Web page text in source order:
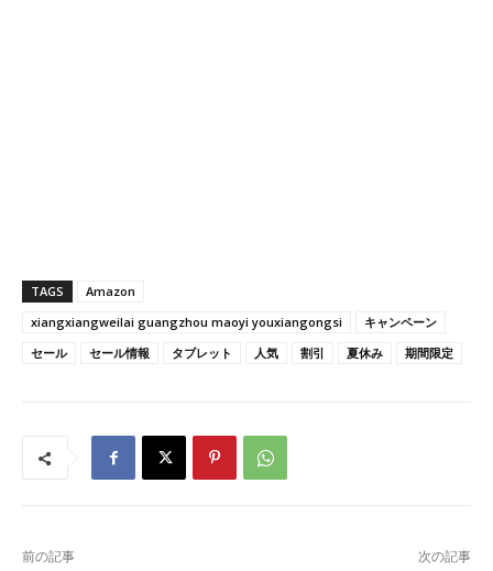
TAGS
Amazon
xiangxiangweilai guangzhou maoyi youxiangongsi
キャンペーン
セール
セール情報 タブレット 人気 割引 夏休み 期間限定
前の記事 次の記事